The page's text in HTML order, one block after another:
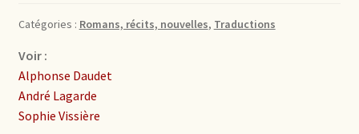
Catégories : Romans, récits, nouvelles, Traductions
Voir :
Alphonse Daudet
André Lagarde
Sophie Vissière